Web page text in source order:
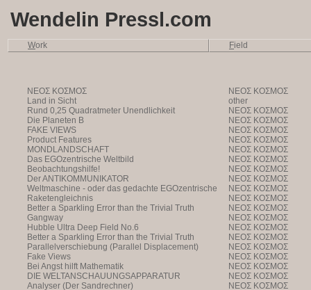
Wendelin Pressl.com
Work Field
NEOΣ KOΣMOΣ
NEOΣ KOΣMOΣ
Land in Sicht
other
Rund 0,25 Quadratmeter Unendlichkeit
NEOΣ KOΣMOΣ
Die Planeten B
NEOΣ KOΣMOΣ
FAKE VIEWS
NEOΣ KOΣMOΣ
Product Features
NEOΣ KOΣMOΣ
MONDLANDSCHAFT
NEOΣ KOΣMOΣ
Das EGOzentrische Weltbild
NEOΣ KOΣMOΣ
Beobachtungshilfe!
NEOΣ KOΣMOΣ
Der ANTIKOMMUNIKATOR
NEOΣ KOΣMOΣ
Weltmaschine - oder das gedachte EGOzentrische
Weltbild
NEOΣ KOΣMOΣ
Raketengleichnis
NEOΣ KOΣMOΣ
Better a Sparkling Error than the Trivial Truth
NEOΣ KOΣMOΣ
Gangway
NEOΣ KOΣMOΣ
Hubble Ultra Deep Field No.6
NEOΣ KOΣMOΣ
Better a Sparkling Error than the Trivial Truth
NEOΣ KOΣMOΣ
Parallelverschiebung (Parallel Displacement)
NEOΣ KOΣMOΣ
Fake Views
NEOΣ KOΣMOΣ
Bei Angst hilft Mathematik
NEOΣ KOΣMOΣ
DIE WELTANSCHAUUNGSAPPARATUR
NEOΣ KOΣMOΣ
Analyser (Der Sandrechner)
NEOΣ KOΣMOΣ